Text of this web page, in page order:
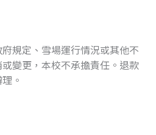
規定、雪場運行情況或其他不
變更，本校不承擔責任。退款
。